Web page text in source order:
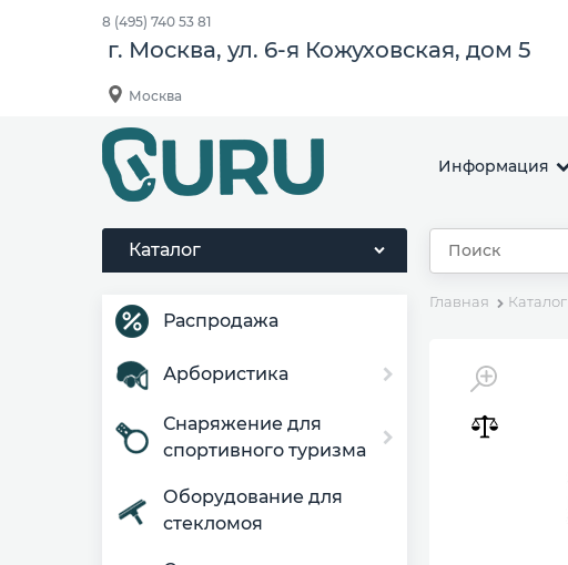
8 (495) 740 53 81
г. Москва, ул. 6-я Кожуховская, дом 5
Москва
Информация
Каталог
Распродажа
Арбористика
Снаряжение для
спортивного туризма
Оборудование для
стекломоя
Главная Каталог